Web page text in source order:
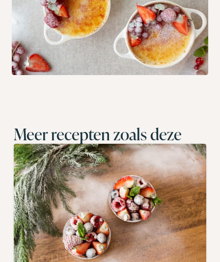
Meer recepten zoals deze